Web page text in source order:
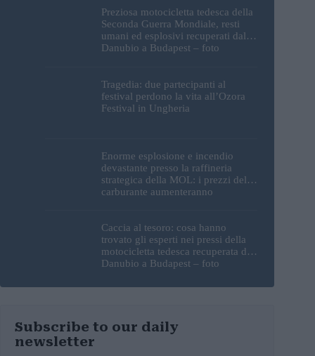
Preziosa motocicletta tedesca della
Seconda Guerra Mondiale, resti
umani ed esplosivi recuperati dal
Danubio a Budapest – foto
Tragedia: due partecipanti al
festival perdono la vita all’Ozora
Festival in Ungheria
Enorme esplosione e incendio
devastante presso la raffineria
strategica della MOL: i prezzi del
carburante aumenteranno
Caccia al tesoro: cosa hanno
trovato gli esperti nei pressi della
motocicletta tedesca recuperata dal
Danubio a Budapest – foto
Subscribe to our daily
newsletter